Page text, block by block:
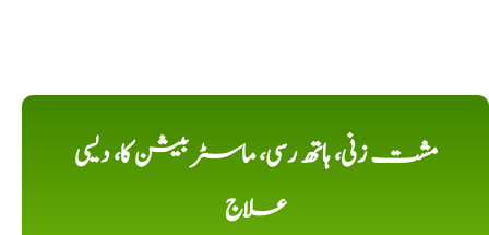
مشت زنی، ہاتھ رسی، ماسٹر بیشن کا، دیسی
علاج